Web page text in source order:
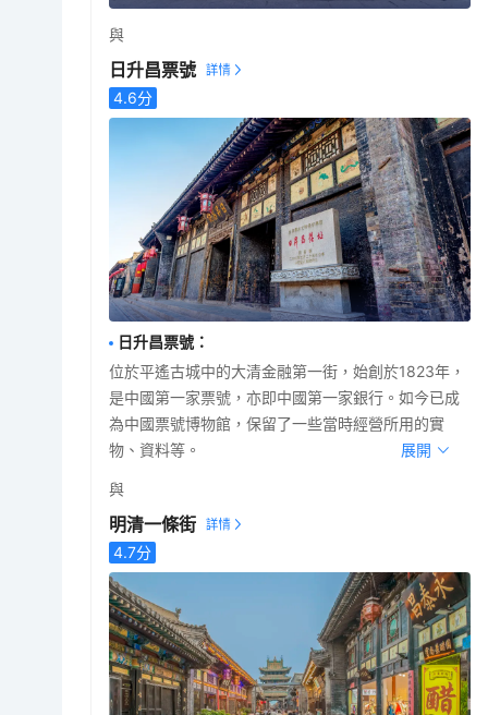
與
日升昌票號
4.6分
日升昌票號 ：
位於平遙古城中的大清金融第一街，始創於1823年，
是中國第一家票號，亦即中國第一家銀行。如今已成
為中國票號博物館，保留了一些當時經營所用的實
物、資料等。
展開
與
明清一條街
4.7分